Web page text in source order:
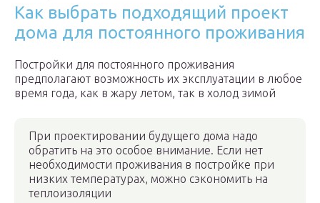
Как выбрать подходящий проект
дома для постоянного проживания
Постройки для постоянного проживания
предполагают возможность их эксплуатации в любое
время года, как в жару летом, так в холод зимой
При проектировании будущего дома надо
обратить на это особое внимание. Если нет
необходимости проживания в постройке при
низких температурах, можно сэкономить на
теплоизоляции